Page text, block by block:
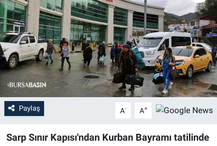
Paylaş A- A+
Sarp Sınır Kapısı'ndan Kurban Bayramı tatilinde
Gündem
Sağlık
Eğitim
Ekonomi
Dünya
Haber Arşivi